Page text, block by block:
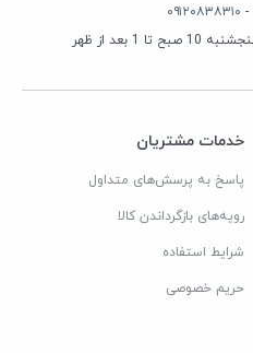
- ۰۹۱۲۰۸۳۸۳۱۰
خدمات مشتریان
پاسخ به پرسش‌های متداول
رویه‌های بازگرداندن کالا
شرایط استفاده
حریم خصوصی